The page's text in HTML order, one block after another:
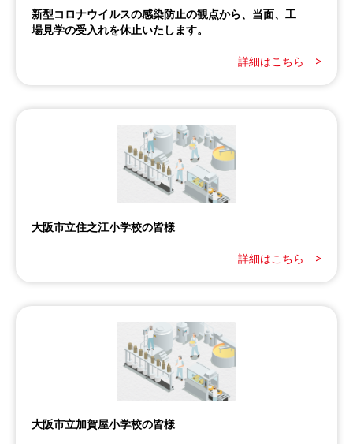
新型コロナウイルスの感染防止の観点から、当面、工
場見学の受入れを休止いたします。
詳細はこちら >
大阪市立住之江小学校の皆様
詳細はこちら >
大阪市立加賀屋小学校の皆様